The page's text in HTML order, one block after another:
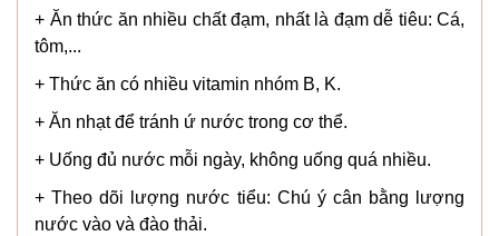
+ Ăn thức ăn nhiều chất đạm, nhất là đạm dễ tiêu: Cá,
tôm,...
+ Thức ăn có nhiều vitamin nhóm B, K.
+ Ăn nhạt để tránh ứ nước trong cơ thể.
+ Uống đủ nước mỗi ngày, không uống quá nhiều.
+ Theo dõi lượng nước tiểu: Chú ý cân bằng lượng
nước vào và đào thải.